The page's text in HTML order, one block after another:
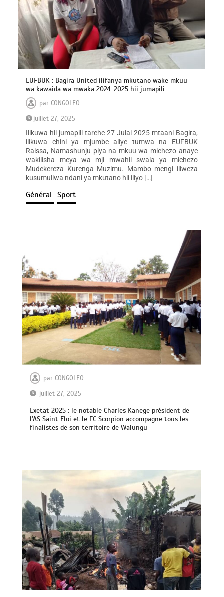
EUFBUK : Bagira United ilifanya mkutano wake mkuu
wa kawaida wa mwaka 2024-2025 hii jumapili
parCONGOLEO
juillet 27, 2025
Ilikuwa hii jumapili tarehe 27 Julai 2025 mtaani Bagira,
ilikuwa chini ya mjumbe aliye tumwa na EUFBUK
Raissa, Namashunju piya na mkuu wa michezo anaye
wakilisha meya wa mji mwahii swala ya michezo
Mudekereza Kurenga Muzimu. Mambo mengi iliweza
kusumuliwa ndani ya mkutano hii iliyo […]
Général Sport
parCONGOLEO
juillet 27, 2025
Exetat 2025 : le notable Charles Kanege président de
l’AS Saint Eloi et le FC Scorpion accompagne tous les
finalistes de son territoire de Walungu